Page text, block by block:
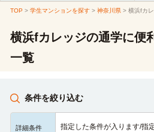
TOP > 学生マンションを探す > 神奈川県 > 横浜fカ
横浜fカレッジの通学に便
一覧
条件を絞り込む
詳細条件 指定した条件が入ります/指